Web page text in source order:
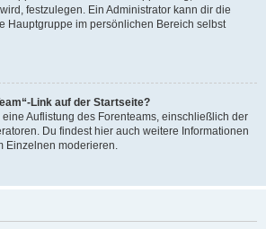
festzulegen. Ein Administrator kann dir die
Hauptgruppe im persönlichen Bereich selbst
Link auf der Startseite?
Auflistung des Forenteams, einschließlich der
Du findest hier auch weitere Informationen
Einzelnen moderieren.